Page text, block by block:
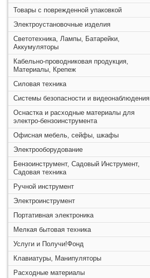
Товары с поврежденной упаковкой
Электроустановочные изделия
Светотехника, Лампы, Батарейки,
Аккумуляторы
Кабельно-проводниковая продукция,
Материалы, Крепеж
Силовая техника
Системы безопасности и видеонаблюдения
Оснастка и расходные материалы для
электро-бензоинструмента
Офисная мебель, сейфы, шкафы
Электрооборудование
Бензоинструмент, Садовый Инструмент,
Садовая техника
Ручной инструмент
Электроинструмент
Портативная электроника
Мелкая бытовая техника
Услуги и Получи!Фонд
Клавиатуры, Манипуляторы
Расходные материалы